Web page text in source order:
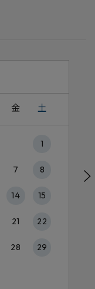
金 土
1
7 8
14 15
21 22
28 29